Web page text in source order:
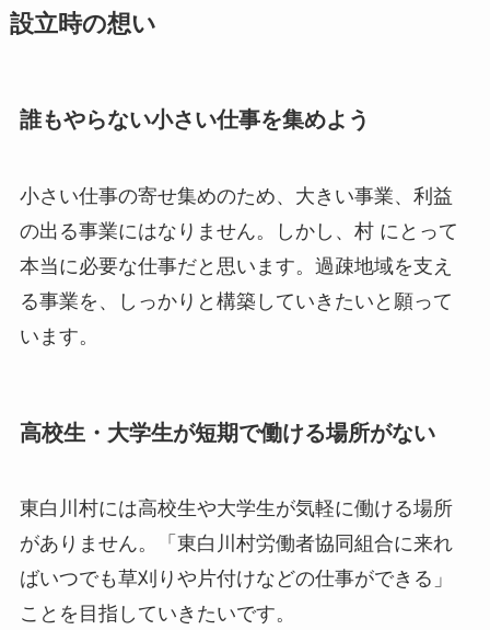
設立時の想い
誰もやらない小さい仕事を集めよう
小さい仕事の寄せ集めのため、大きい事業、利益
の出る事業にはなりません。しかし、村 にとって
本当に必要な仕事だと思います。過疎地域を支え
る事業を、しっかりと構築していきたいと願って
います。
高校生・大学生が短期で働ける場所がない
東白川村には高校生や大学生が気軽に働ける場所
がありません。「東白川村労働者協同組合に来れ
ばいつでも草刈りや片付けなどの仕事ができる」
ことを目指していきたいです。